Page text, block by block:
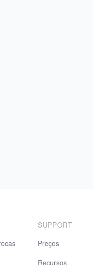
SUPPORT
Preços
Recursos